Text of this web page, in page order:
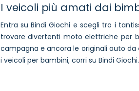
I veicoli più amati dai
Entra su Bindi Giochi e scegli tra i
trovare divertenti moto elettriche per
campagna e ancora le originali auto
i veicoli per bambini, corri su Bindi